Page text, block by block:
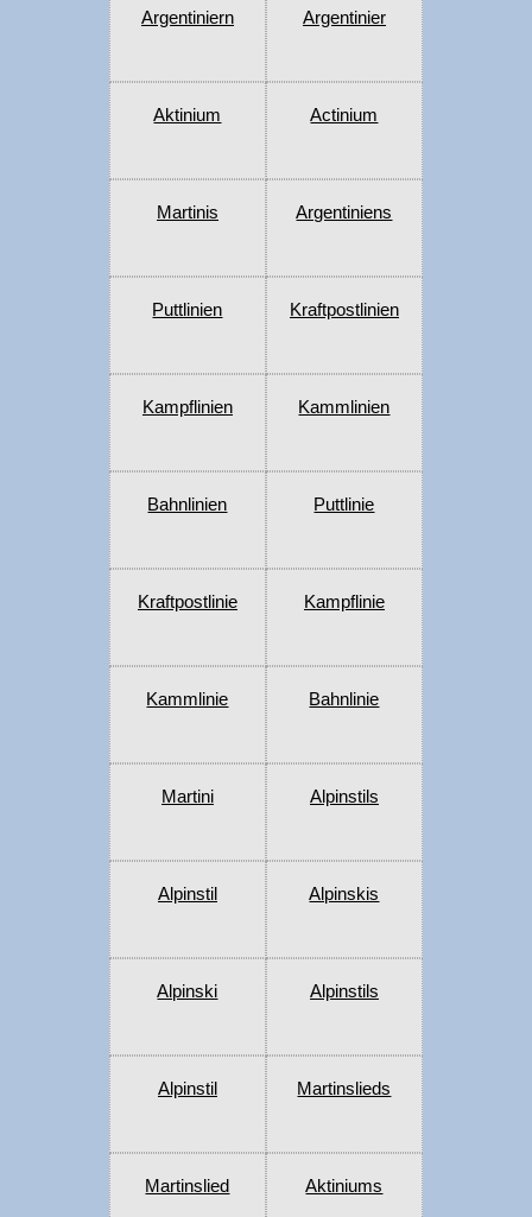
Argentiniern Argentinier
Aktinium Actinium
Martinis Argentiniens
Puttlinien Kraftpostlinien
Kampflinien Kammlinien
Bahnlinien Puttlinie
Kraftpostlinie Kampflinie
Kammlinie Bahnlinie
Martini Alpinstils
Alpinstil Alpinskis
Alpinski Alpinstils
Alpinstil Martinslieds
Martinslied Aktiniums